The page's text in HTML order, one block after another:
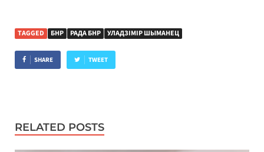
TAGGED БНР РАДА БНР УЛАДЗІМІР ШЫМАНЕЦ
SHARE TWEET
RELATED POSTS